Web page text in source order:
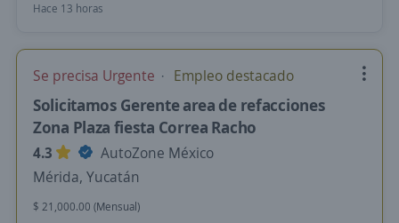
Hace 13 horas
Se precisa Urgente Empleo destacado
Solicitamos Gerente area de refacciones
Zona Plaza fiesta Correa Racho
4.3
AutoZone México
Mérida, Yucatán
$ 21,000.00 (Mensual)